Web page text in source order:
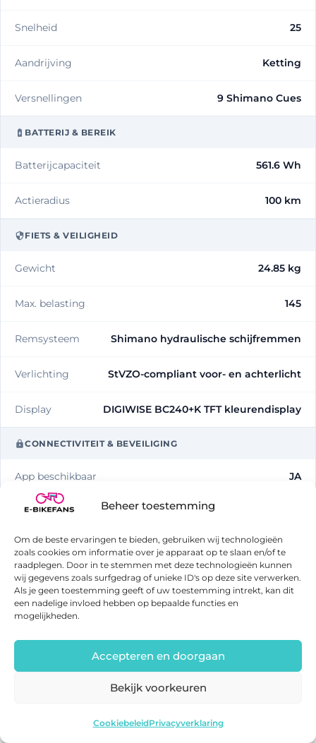
Beheer toestemming
Om de beste ervaringen te bieden, gebruiken wij technologieën
zoals cookies om informatie over je apparaat op te slaan en/of te
raadplegen. Door in te stemmen met deze technologieën kunnen
wij gegevens zoals surfgedrag of unieke ID's op deze site verwerken.
Als je geen toestemming geeft of uw toestemming intrekt, kan dit
een nadelige invloed hebben op bepaalde functies en
mogelijkheden.
Accepteren en doorgaan
Bekijk voorkeuren
CookiebeleidPrivacyverklaring
Snelheid 25
Aandrijving Ketting
Versnellingen 9 Shimano Cues
BATTERIJ & BEREIK
Batterijcapaciteit 561.6 Wh
Actieradius 100 km
FIETS & VEILIGHEID
Gewicht 24.85 kg
Max. belasting 145
Remsysteem Shimano hydraulische schijfremmen
Verlichting StVZO-compliant voor- en achterlicht
Display DIGIWISE BC240+K TFT kleurendisplay
CONNECTIVITEIT & BEVEILIGING
App beschikbaar JA
GPS-diefstalbeveiliging
Tenways Ago Air
Bekijk beste prijs
Vergelijkbare e-bikes
Tenways Ago Air